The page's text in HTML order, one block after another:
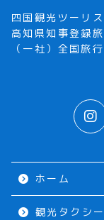
四国観光ツーリ
高知県知事登録
（一社）全国旅
ホーム
観光タクシ